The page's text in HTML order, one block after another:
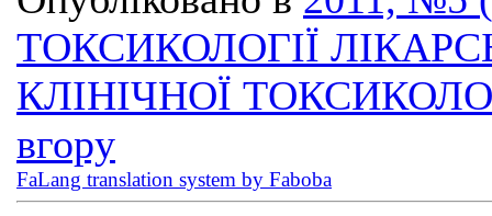
ТОКСИКОЛОГІЇ
КЛІНІЧНОЇ
вгору
FaLang translation system by Faboba